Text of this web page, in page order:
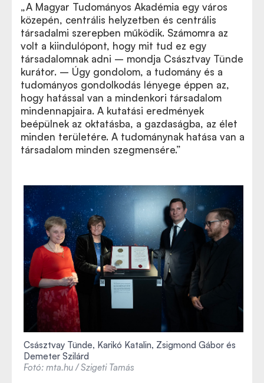
„A Magyar Tudományos Akadémia egy város
közepén, centrális helyzetben és centrális
társadalmi szerepben működik. Számomra az
volt a kiindulópont, hogy mit tud ez egy
társadalomnak adni – mondja Császtvay Tünde
kurátor. – Úgy gondolom, a tudomány és a
tudományos gondolkodás lényege éppen az,
hogy hatással van a mindenkori társadalom
mindennapjaira. A kutatási eredmények
beépülnek az oktatásba, a gazdaságba, az élet
minden területére. A tudománynak hatása van a
társadalom minden szegmensére.”
Császtvay Tünde, Karikó Katalin, Zsigmond Gábor és
Demeter Szilárd
Fotó: mta.hu / Szigeti Tamás